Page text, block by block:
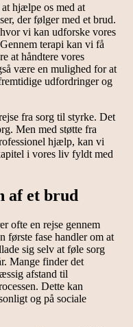
hjælpe os med at
der følger med et brud.
vi kan udforske vores
terapi kan vi få
at håndtere vores
være en mulighed for at
udfordringer og
fra sorg til styrke. Det
Men med støtte fra
hjælp, kan vi
i vores liv fyldt med
af et brud
ofte en rejse gennem
første fase handler om at
sig selv at føle sorg
Mange finder det
afstand til
Dette kan
og på sociale